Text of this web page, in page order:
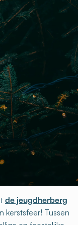
de jeugdherberg
kerstsfeer! Tussen